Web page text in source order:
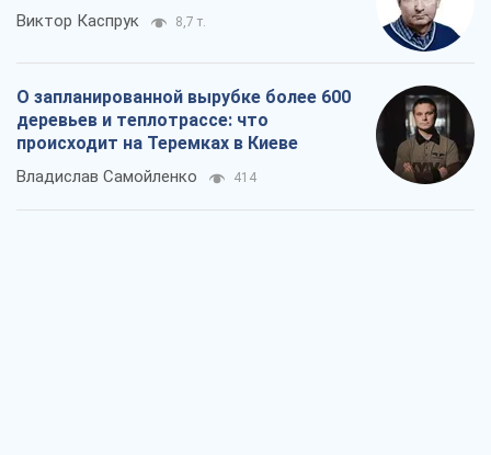
Виктор Каспрук 8,7 т.
О запланированной вырубке более 600
деревьев и теплотрассе: что
происходит на Теремках в Киеве
Владислав Самойленко 414